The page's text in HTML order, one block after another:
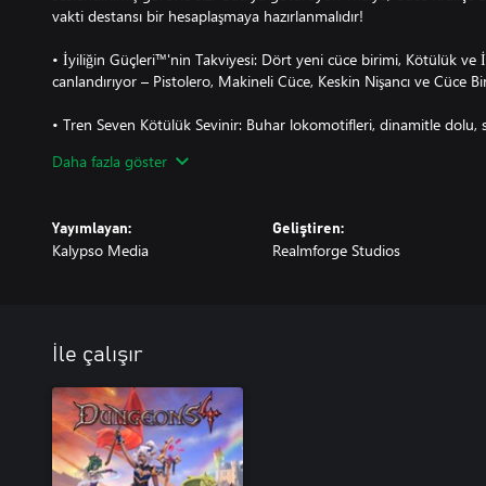
vakti destansı bir hesaplaşmaya hazırlanmalıdır!
• İyiliğin Güçleri™'nin Takviyesi: Dört yeni cüce birimi, Kötülük ve
canlandırıyor – Pistolero, Makineli Cüce, Keskin Nişancı ve Cüce
• Tren Seven Kötülük Sevinir: Buhar lokomotifleri, dinamitle dolu,
kırmak için kendi treninizi inşa edin.
“nefis” Dev Akrepler ile birleşiyor.
• Cüce Kraliçe'nin dönüşü! Brynnhild oyuna geri döndü (ve
buharlı çelik canavar trenini SİZİN için kullanıyor!
• Öldürmek için giyinmek: Thalya bunu kelimenin tam anlamıyla
geçiyor ve İyilikle mücadelede yeni pasif yetenekler bile getiriyor.
Daha fazla göster
Yayımlayan:
Kalypso Media
Geliştiren:
Realmforge Studios
İle çalışır